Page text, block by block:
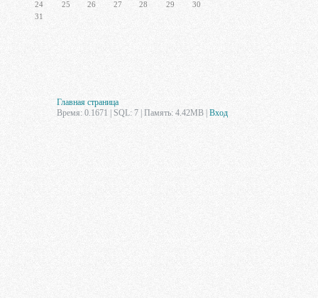
24
25 26 27 28 29
30
31
Главная страница
Время: 0.1671 | SQL: 7 | Память: 4.42MB Вход